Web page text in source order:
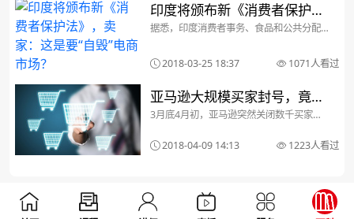
平台上侵权事件常...
印度将颁布新《消费者保护
法》，卖家：这是要“自毁”电
商市场？
据悉，印度消费者事务、食品和公共分配
（Consumer Protection Act, 2018）生
2018-03-25 18:37 1071人看过
亚马逊大规模买家封号，竟是
因为发布虚假review换取礼
物……
3月底4月初，亚马逊突然关闭数千买家账
做出这个举动之前，没有任何警告或解
释，买家们一头雾水。许多账号被关停买
2018-04-09 14:13 1223人看过